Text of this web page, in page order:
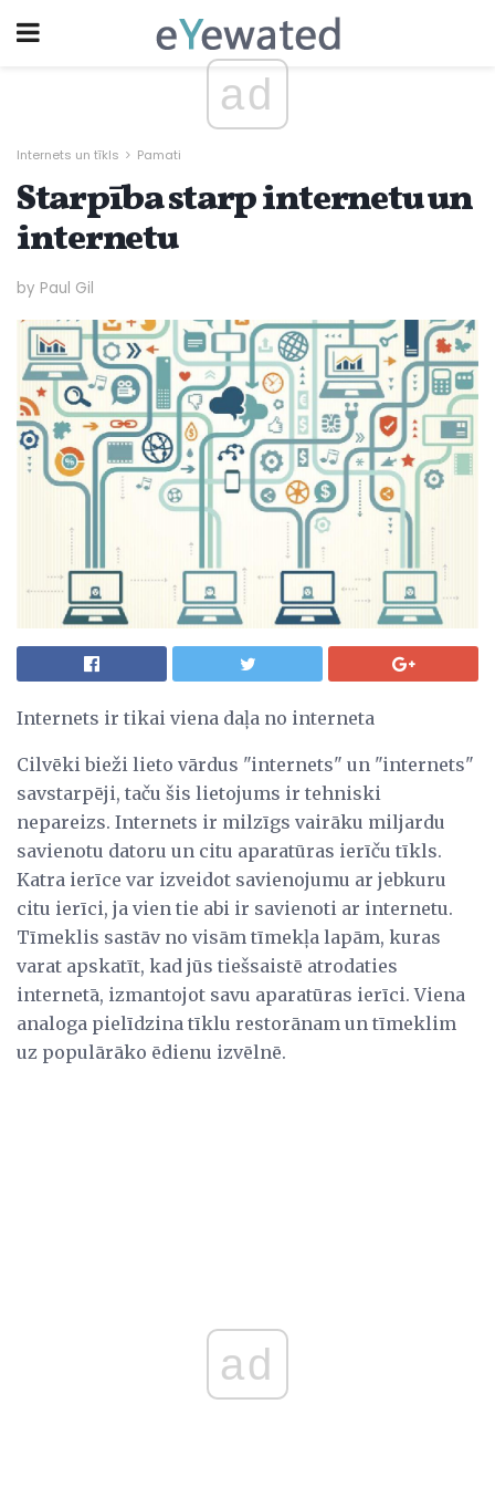
ad
Internets un tīkls Pamati
Starpība starp internetu un
internetu
by Paul Gil
Internets ir tikai viena daļa no interneta
Cilvēki bieži lieto vārdus "internets" un "internets"
savstarpēji, taču šis lietojums ir tehniski
nepareizs. Internets ir milzīgs vairāku miljardu
savienotu datoru un citu aparatūras ierīču tīkls.
Katra ierīce var izveidot savienojumu ar jebkuru
citu ierīci, ja vien tie abi ir savienoti ar internetu.
Tīmeklis sastāv no visām tīmekļa lapām, kuras
varat apskatīt, kad jūs tiešsaistē atrodaties
internetā, izmantojot savu aparatūras ierīci. Viena
analoga pielīdzina tīklu restorānam un tīmeklim
uz populārāko ēdienu izvēlnē.
ad